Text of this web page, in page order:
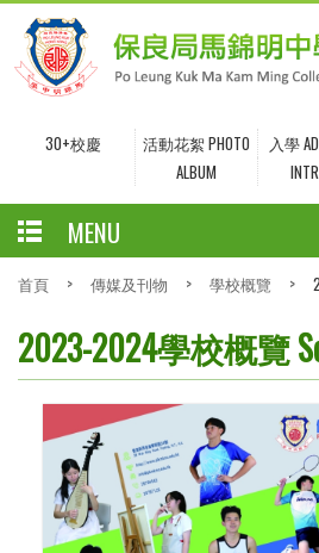
30+校慶
活動花絮 PHOTO
ALBUM
入學
MENU
首頁 > 傳媒及刊物 > 學校概覽 >
2023-2024學校概覽